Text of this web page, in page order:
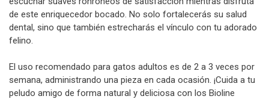
de este enriquecedor bocado. No solo fortalecerás su salud
dental, sino que también estrecharás el vínculo con tu adorado
felino.
El uso recomendado para gatos adultos es de 2 a 3 veces por
semana, administrando una pieza en cada ocasión. ¡Cuida a tu
peludo amigo de forma natural y deliciosa con los Bioline